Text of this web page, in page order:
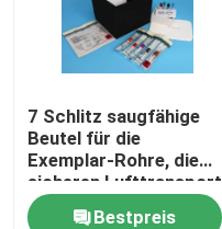
7 Schlitz saugfähige
Beutel für die
Exemplar-Rohre, die
sicheren Lufttransport
verpacken
Bestpreis